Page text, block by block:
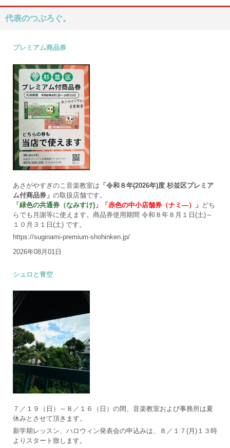
代表のつぶろぐ。
プレミアム商品券
あさがやすぎのこ音楽教室は 「令和８年(2026年)度 杉並区プレミア
ム付商品券」 の取扱店舗です。
「緑色の共通券（なみすけ)」
「赤色の中小店舗券（ナミ―）」 どち
らでも月謝等に使えます。商品券使用期間 令和８年８月１日(土)～
１０月３１日(土) です。
https://suginami-premium-shohinken.jp/
2026年08月01日
シュロと青空
７／１９（日）～８／１６（日）の間、音楽教室および事務所は夏
休みとさせて頂きます。
新学期レッスン、ハロウィン発表会の申込みは、８／１７(月)１３時
よりスタート致します。